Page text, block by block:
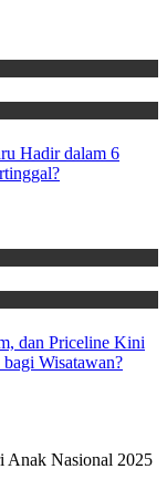
Hadir dalam 6
dan Priceline Kini
Wisatawan?
Nasional 2025